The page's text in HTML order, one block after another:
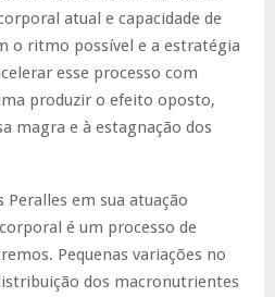
atual e capacidade de
o ritmo possível e a estratégia
esse processo com
produzir o efeito oposto,
magra e à estagnação dos
Peralles em sua atuação
é um processo de
Pequenas variações no
dos macronutrientes